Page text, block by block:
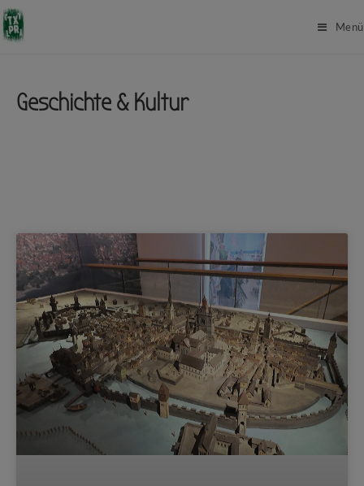
Menü
Geschichte & Kultur